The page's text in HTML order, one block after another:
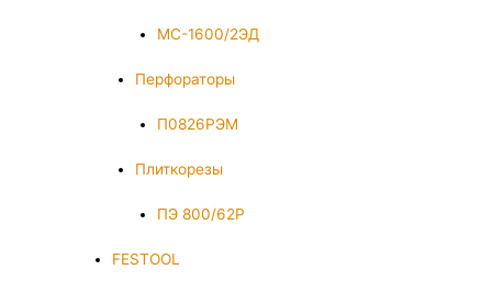
МС-1600/2ЭД
Перфораторы
П0826РЭМ
Плиткорезы
ПЭ 800/62Р
FESTOOL